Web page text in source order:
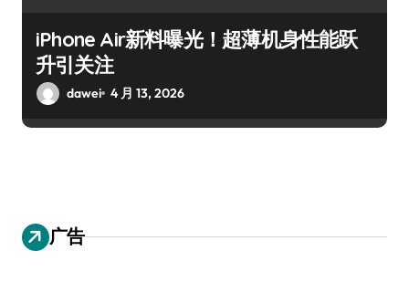
iPhone Air新料曝光！超薄机身性能跃
升引关注
dawei 4 月 13, 2026
广告